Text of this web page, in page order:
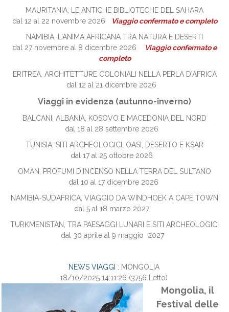
MAURITANIA, LE ANTICHE BIBLIOTECHE DEL SAHARA
dal 12 al 22 novembre 2026
Viaggio confermato e completo
NAMIBIA, L'ANIMA AFRICANA TRA NATURA E DESERTI
dal 27 novembre al 8 dicembre 2026
Viaggio confermato e
completo
ERITREA, ARCHITETTURE COLONIALI NELLA PERLA D'AFRICA
dal 12 al 21 dicembre 2026
Viaggi in evidenza (autunno-inverno)
BALCANI, ALBANIA, KOSOVO E MACEDONIA DEL NORD
dal 18 al 28 settembre 2026
TUNISIA, SITI ARCHEOLOGICI, OASI, DESERTO E KSAR
dal 17 al 25 ottobre 2026
OMAN, PROFUMI D'INCENSO NELLA TERRA DEL SULTANO
dal 10 al 17 dicembre 2026
NAMIBIA-SUDAFRICA, VIAGGIO DA WINDHOEK A CAPE TOWN
dal 5 al 18 marzo 2027
TURKMENISTAN, TRA PAESAGGI LUNARI E SITI ARCHEOLOGICI
dal 30 aprile al 9 maggio 2027
NEWS VIAGGI : MONGOLIA
18/10/2025 14:11:26 (3756 Letto)
Mongolia, il
Festival delle